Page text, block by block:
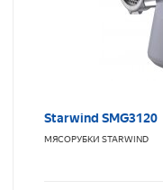
Starwind SMG3120
МЯСОРУБКИ STARWIND